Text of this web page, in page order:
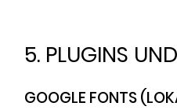
5. PLUGINS
GOOGLE FONTS